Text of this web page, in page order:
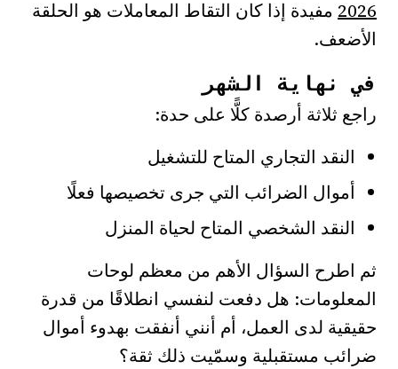
2026 مفيدة إذا كان التقاط المعاملات هو الحلقة
الأضعف.
في نهاية الشهر
راجع ثلاثة أرصدة كلًّا على حدة:
النقد التجاري المتاح للتشغيل
أموال الضرائب التي جرى تخصيصها فعلًا
النقد الشخصي المتاح لحياة المنزل
ثم اطرح السؤال الأهم من معظم لوحات
المعلومات: هل دفعت لنفسي انطلاقًا من قدرة
حقيقية لدى العمل، أم أنني أنفقت بهدوء أموال
ضرائب مستقبلية وسمّيت ذلك ثقة؟